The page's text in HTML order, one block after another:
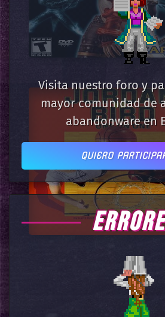
Visita nuestro foro y
mayor comunidad de
abandonware en
QUIERO